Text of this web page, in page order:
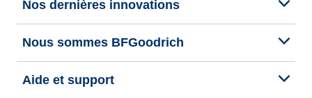
Nos dernières innovations
Nous sommes BFGoodrich
Aide et support